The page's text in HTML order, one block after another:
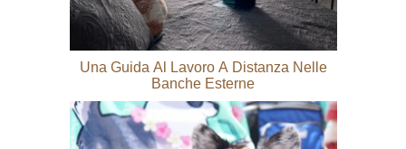
Una Guida Al Lavoro A Distanza Nelle
Banche Esterne